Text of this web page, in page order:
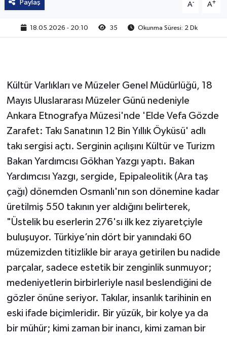
Paylaş A- A+
18.05.2026 - 20:10 35 Okunma Süresi: 2 Dk
Kültür Varlıkları ve Müzeler Genel Müdürlüğü, 18
Mayıs Uluslararası Müzeler Günü nedeniyle
Ankara Etnografya Müzesi'nde 'Elde Vefa Gözde
Zarafet: Takı Sanatının 12 Bin Yıllık Öyküsü' adlı
takı sergisi açtı. Serginin açılışını Kültür ve Turizm
Bakan Yardımcısı Gökhan Yazgı yaptı. Bakan
Yardımcısı Yazgı, sergide, Epipaleolitik (Ara taş
çağı) dönemden Osmanlı'nın son dönemine kadar
üretilmiş 550 takının yer aldığını belirterek,
"Üstelik bu eserlerin 276'sı ilk kez ziyaretçiyle
buluşuyor. Türkiye’nin dört bir yanındaki 60
müzemizden titizlikle bir araya getirilen bu nadide
parçalar, sadece estetik bir zenginlik sunmuyor;
medeniyetlerin birbirleriyle nasıl beslendiğini de
gözler önüne seriyor. Takılar, insanlık tarihinin en
eski ifade biçimleridir. Bir yüzük, bir kolye ya da
bir mühür; kimi zaman bir inancı, kimi zaman bir